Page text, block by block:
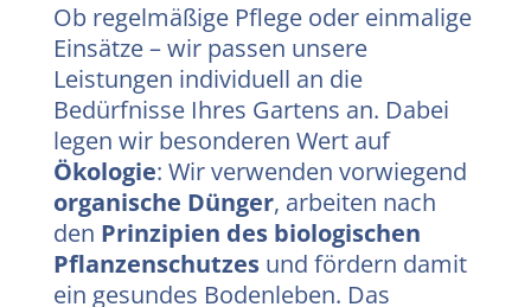
Ob regelmäßige Pflege oder einmalige
Einsätze – wir passen unsere
Leistungen individuell an die
Bedürfnisse Ihres Gartens an. Dabei
legen wir besonderen Wert auf
Ökologie: Wir verwenden vorwiegend
organische Dünger, arbeiten nach
den Prinzipien des biologischen
Pflanzenschutzesund fördern damit
ein gesundes Bodenleben. Das